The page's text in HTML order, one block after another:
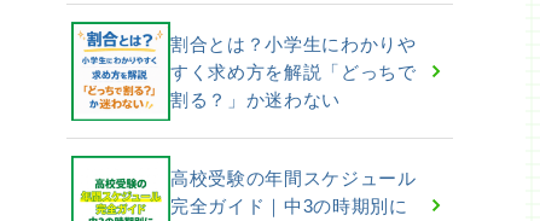
割合とは？小学生にわかりや
すく求め方を解説「どっちで
割る？」か迷わない
高校受験の年間スケジュール
完全ガイド｜中3の時期別に